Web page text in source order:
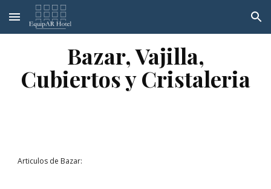
Skip to main content Skip to navigation
Bazar, Vajilla,
Cubiertos y Cristaleria
Articulos de Bazar: